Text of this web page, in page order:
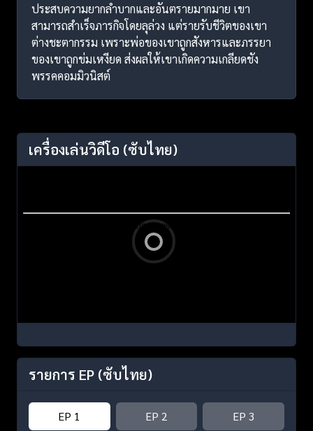
ประสบความยากลำบากและอันตรายมากมาย เขา
สามารถสำเร็จภารกิจโดยลุล่วง แต่รายรับชีวิตของเขา
ต่างชะตากรรม เพราะพ่อของเขาถูกสังหารและภรรยา
ของเขาถูกข่มเหงียด ส่งผลให้เขาเกิดความเกลียดชัง
พรรคคอมมิวนิสต์
เครื่องเล่นวิดีโอ (ซับไทย)
รายการ EP (ซับไทย)
EP 1 EP 2 EP 3